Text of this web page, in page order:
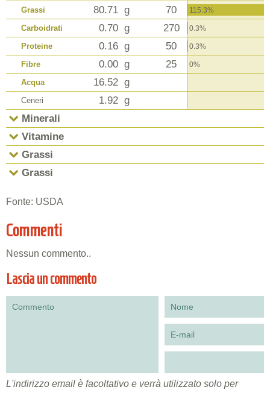
Grassi 80.71 g 70 115.3%
Carboidrati 0.70 g 270 0.3%
Proteine 0.16 g 50 0.3%
Fibre 0.00 g 25 0%
Acqua 16.52 g
Ceneri 1.92 g
Minerali
Vitamine
Grassi
Grassi
Fonte: USDA
Commenti
Nessun commento..
Lascia un commento
L'indirizzo email è facoltativo e verrà utilizzato solo per